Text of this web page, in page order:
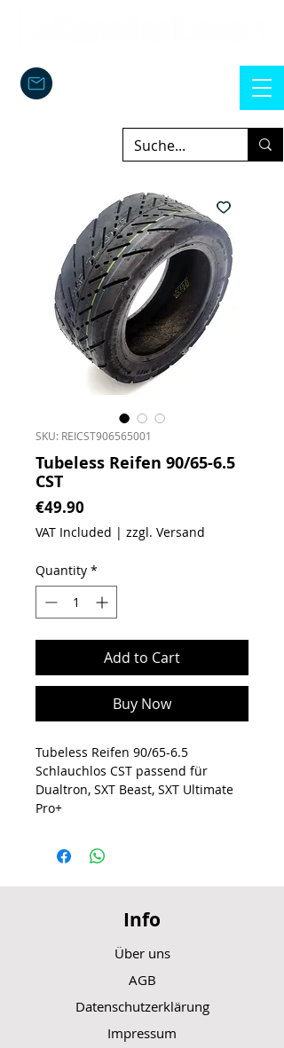
SKU: REICST906565001
Tubeless Reifen 90/65-6.5
CST
€49.90
VAT Included | zzgl. Versand
Quantity *
Add to Cart
Buy Now
Tubeless Reifen 90/65-6.5
Schlauchlos CST passend für
Dualtron, SXT Beast, SXT Ultimate
Pro+
Info
Über uns
AGB
Datenschutzerklärung
Impressum